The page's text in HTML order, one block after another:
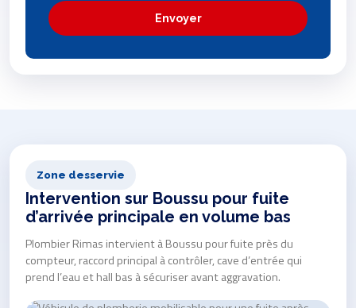
Envoyer
Zone desservie
Intervention sur Boussu pour fuite
d’arrivée principale en volume bas
Plombier Rimas intervient à Boussu pour fuite près du
compteur, raccord principal à contrôler, cave d’entrée qui
prend l’eau et hall bas à sécuriser avant aggravation.